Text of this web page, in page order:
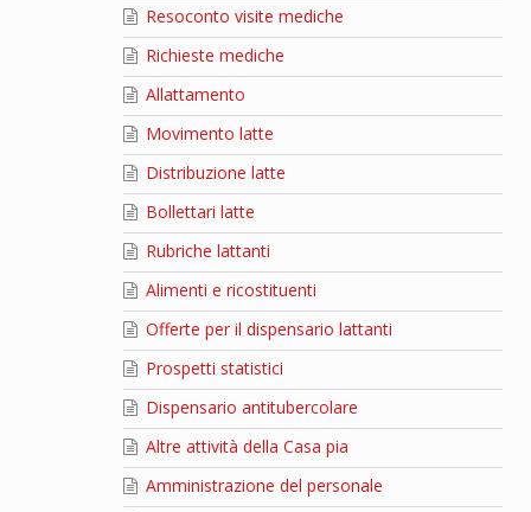
Resoconto visite mediche
Richieste mediche
Allattamento
Movimento latte
Distribuzione latte
Bollettari latte
Rubriche lattanti
Alimenti e ricostituenti
Offerte per il dispensario lattanti
Prospetti statistici
Dispensario antitubercolare
Altre attività della Casa pia
Amministrazione del personale